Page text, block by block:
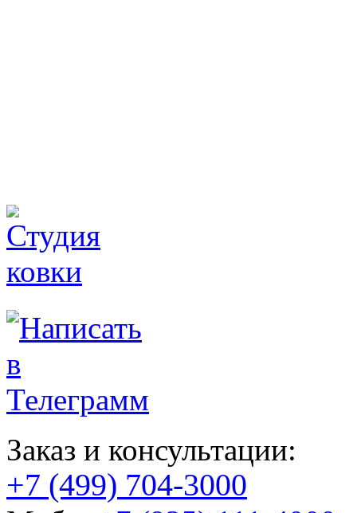
Заказ и консультации:
+7 (499) 704-3000